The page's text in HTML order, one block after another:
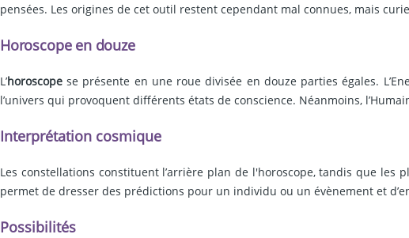
pensées. Les origines de cet outil restent cependant mal connues, mais
Horoscope en douze
L’horoscope se présente en une roue divisée en douze parties égales.
l’univers qui provoquent différents états de conscience. Néanmoins,
Interprétation cosmique
Les constellations constituent l’arrière plan de l'horoscope, tandis que
permet de dresser des prédictions pour un individu ou un évènement et
Possibilités